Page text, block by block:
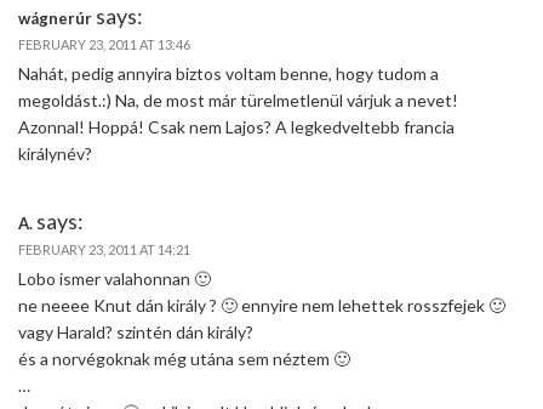
wágnerúr says:
FEBRUARY 23, 2011 AT 13:46
Nahát, pedig annyira biztos voltam benne, hogy tudom a
megoldást.:) Na, de most már türelmetlenül várjuk a nevet!
Azonnal! Hoppá! Csak nem Lajos? A legkedveltebb francia
királynév?
A. says:
FEBRUARY 23, 2011 AT 14:21
Lobo ismer valahonnan 🙂
ne neeee Knut dán király ? 🙂 ennyire nem lehettek rosszfejek 🙂
vagy Harald? szintén dán király?
és a norvégoknak még utána sem néztem 🙂
…